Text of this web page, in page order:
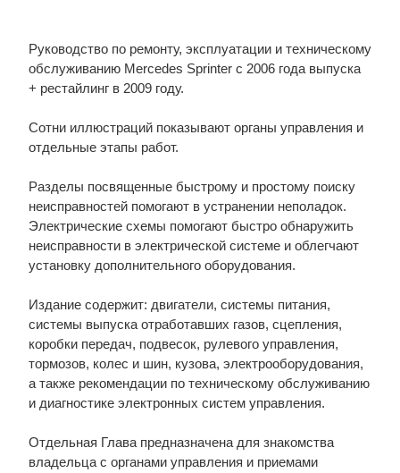
Руководство по ремонту, эксплуатации и техническому
обслуживанию Mercedes Sprinter с 2006 года выпуска
+ рестайлинг в 2009 году.
Сотни иллюстраций показывают органы управления и
отдельные этапы работ.
Разделы посвященные быстрому и простому поиску
неисправностей помогают в устранении неполадок.
Электрические схемы помогают быстро обнаружить
неисправности в электрической системе и облегчают
установку дополнительного оборудования.
Издание содержит: двигатели, системы питания,
системы выпуска отработавших газов, сцепления,
коробки передач, подвесок, рулевого управления,
тормозов, колес и шин, кузова, электрооборудования,
а также рекомендации по техническому обслуживанию
и диагностике электронных систем управления.
Отдельная Глава предназначена для знакомства
владельца с органами управления и приемами